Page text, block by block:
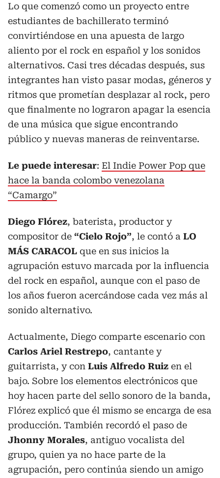
Lo que comenzó como un proyecto entre
estudiantes de bachillerato terminó
convirtiéndose en una apuesta de largo
aliento por el rock en español y los sonidos
alternativos. Casi tres décadas después, sus
integrantes han visto pasar modas, géneros y
ritmos que prometían desplazar al rock, pero
que finalmente no lograron apagar la esencia
de una música que sigue encontrando
público y nuevas maneras de reinventarse.
Le puede interesar: El Indie Power Pop que
hace la banda colombo venezolana
“Camargo”
Diego Flórez, baterista, productor y
compositor de “Cielo Rojo”, le contó a LO
MÁS CARACOL que en sus inicios la
agrupación estuvo marcada por la influencia
del rock en español, aunque con el paso de
los años fueron acercándose cada vez más al
sonido alternativo.
Actualmente, Diego comparte escenario con
Carlos Ariel Restrepo, cantante y
guitarrista, y con Luis Alfredo Ruiz en el
bajo. Sobre los elementos electrónicos que
hoy hacen parte del sello sonoro de la banda,
Flórez explicó que él mismo se encarga de esa
producción. También recordó el paso de
Jhonny Morales, antiguo vocalista del
grupo, quien ya no hace parte de la
agrupación, pero continúa siendo un amigo